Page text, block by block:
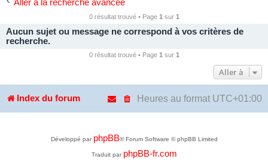
Aller à la recherche avancée
0 résultat trouvé • Page 1 sur 1
Aucun sujet ou message ne correspond à vos critères de
recherche.
0 résultat trouvé • Page 1 sur 1
Aller à
Index du forum Heures au format UTC+01:00
Développé par phpBB® Forum Software © phpBB Limited
Traduit par phpBB-fr.com